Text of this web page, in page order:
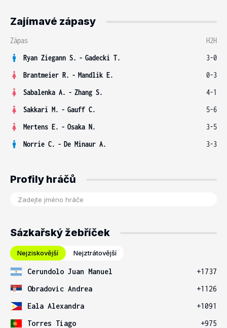
Zajímavé zápasy
Zápas
H2H
Ryan Ziegann S. - Gadecki T.
3-0
Brantmeier R. - Mandlik E.
0-3
Sabalenka A. - Zhang S.
4-1
Sakkari M. - Gauff C.
5-6
Mertens E. - Osaka N.
3-5
Norrie C. - De Minaur A. 3-3
Profily hráčů
Sázkařský žebříček
Nejziskovější Nejztrátovější
Cerundolo Juan Manuel
+1737
Obradovic Andrea
+1126
Eala Alexandra
+1091
Torres Tiago
+975